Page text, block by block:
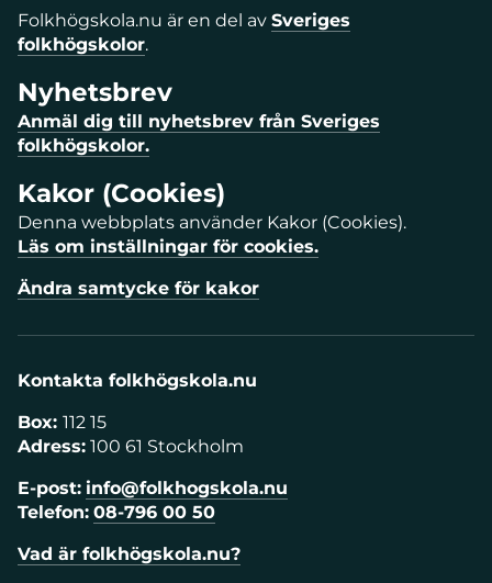
Folkhögskola.nu är en del av Sveriges
folkhögskolor.
Nyhetsbrev
Anmäl dig till nyhetsbrev från Sveriges
folkhögskolor.
Kakor (Cookies)
Denna webbplats använder Kakor (Cookies).
Läs om inställningar för cookies.
Ändra samtycke för kakor
Kontakta folkhögskola.nu
Box: 112 15
Adress: 100 61 Stockholm
E-post: info@folkhogskola.nu
Telefon: 08-796 00 50
Vad är folkhögskola.nu?